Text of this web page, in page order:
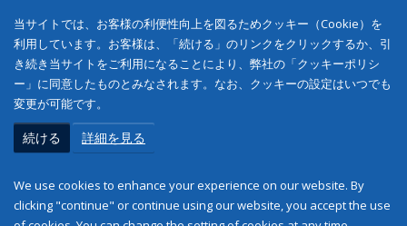
当サイトでは、お客様の利便性向上を図るためクッキー（Cookie）を
利用しています。お客様は、「続ける」のリンクをクリックするか、引
き続き当サイトをご利用になることにより、弊社の「クッキーポリシ
ー」に同意したものとみなされます。なお、クッキーの設定はいつでも
変更が可能です。
続ける 詳細を見る
We use cookies to enhance your experience on our website. By
clicking "continue" or continue using our website, you accept the use